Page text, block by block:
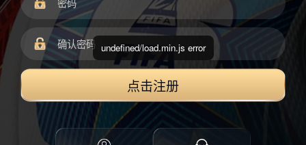
点击注册
undefined/load.min.js error